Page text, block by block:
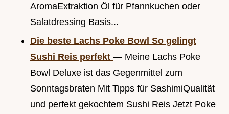
AromaExtraktion Öl für Pfannkuchen oder
Salatdressing Basis...
Die beste Lachs Poke Bowl So gelingt
Sushi Reis perfekt — Meine Lachs Poke
Bowl Deluxe ist das Gegenmittel zum
Sonntagsbraten Mit Tipps für SashimiQualität
und perfekt gekochtem Sushi Reis Jetzt Poke